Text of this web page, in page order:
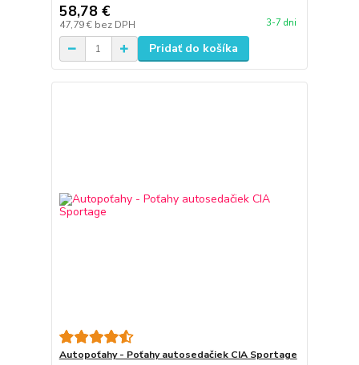
58,78 €
47,79 € bez DPH 3-7 dni
Pridať do košíka
Autopoťahy - Poťahy autosedačiek CIA Sportage